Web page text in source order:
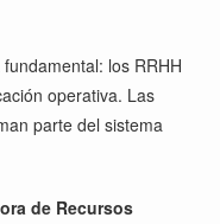
los RRHH
operativa. Las
parte del sistema
de Recursos